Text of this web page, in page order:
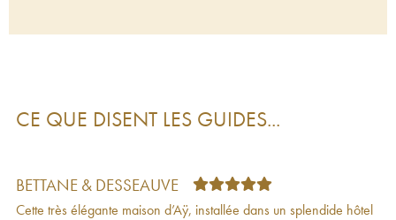
Hommage à William Deutz Meurtet Deutz
Amour de Deutz Brut Deutz
2010
Blanc de Blancs Brut Deutz
2010
Rosé Deutz2010 50€
CE QUE DISENT LES GUIDES...
BETTANE & DESSEAUVE
Cette très élégante maison d’Aÿ, installée dans un splendide hôtel